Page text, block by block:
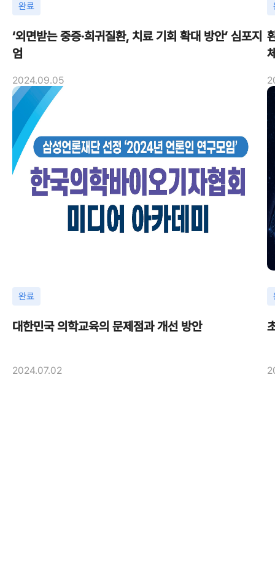
완료
‘외면받는 중증·희귀질환, 치료 기회 확대 방안’ 심포지
엄
2024.09.05
완료
대한민국 의학교육의 문제점과 개선 방안
2024.07.02